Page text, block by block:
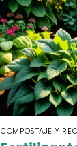
COMPOSTAJE Y